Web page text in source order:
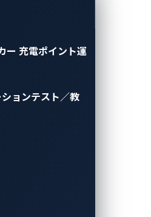
ー 充電ポイント運
ョンテスト／教